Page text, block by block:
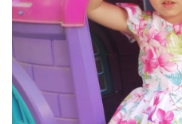
Botosei
Caciuli
Fulare si esarfe
Manusi
Saci de dormit bebe